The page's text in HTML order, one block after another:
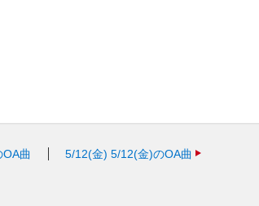
曲 5/12(金) 5/12(金)のOA曲